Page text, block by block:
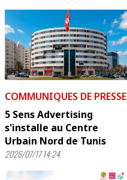
COMMUNIQUES DE PRESSE
5 Sens Advertising
s'installe au Centre
Urbain Nord de Tunis
2026/07/17 14:24